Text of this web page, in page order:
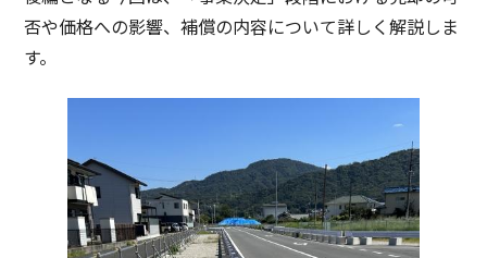
否や価格への影響、補償の内容について詳しく解説しま
す。